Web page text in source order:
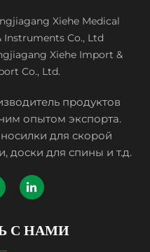
Xiehe Medical
Instruments Co., Ltd
Xiehe Import &
Co., Ltd.
продуктов
опытом экспорта.
для скорой
доски для спины и т.д.
С НАМИ